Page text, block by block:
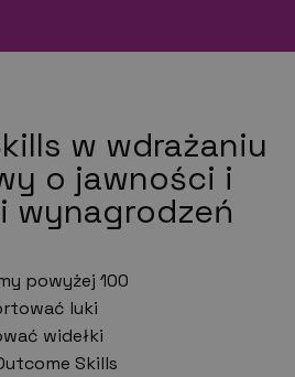
powyżej 100
luki
widełki
Skills
w wdrażaniu
o jawności i
wynagrodzeń